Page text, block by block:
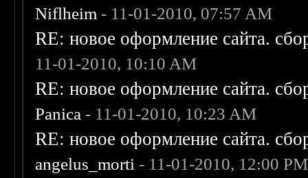
Niflheim - 11-01-2010, 07:57 AM
RE: новое оформление сайта.
11-01-2010, 10:10 AM
RE: новое оформление сайта.
Panica - 11-01-2010, 10:23 AM
RE: новое оформление сайта.
angelus_morti - 11-01-2010, 12:00 PM